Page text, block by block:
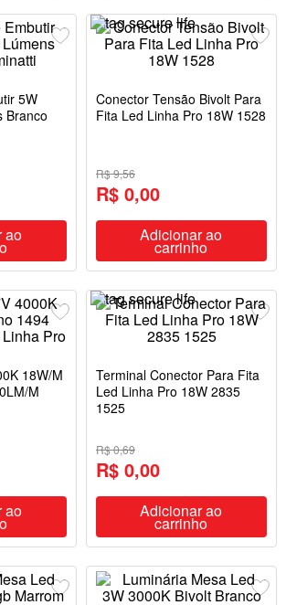
5W
Branco
ao
Conector Tensão Bivolt Para
Fita Led Linha Pro 18W 1528
R$ 9,56
R$ 0,00
Adicionar ao
carrinho
18W/M
M
ao
Terminal Conector Para Fita
Led Linha Pro 18W 2835
1525
R$ 0,69
R$ 0,00
Adicionar ao
carrinho